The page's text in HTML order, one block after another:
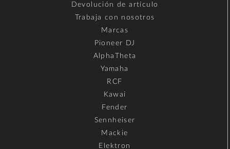
Devolución de artículo
Trabaja con nosotros
Marcas
Pioneer DJ
AlphaTheta
Yamaha
RCF
Kawai
Fender
Sennheiser
Mackie
Elektron